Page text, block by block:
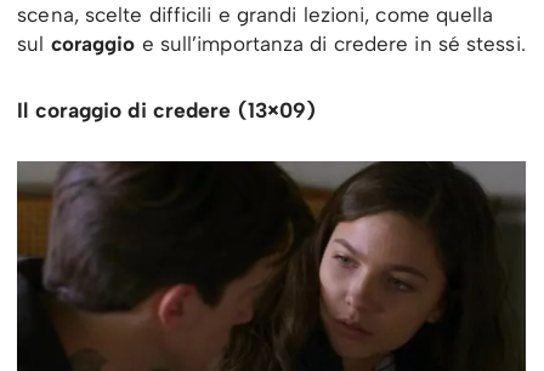
scena, scelte difficili e grandi lezioni, come quella
sul coraggio e sull’importanza di credere in sé stessi.
Il coraggio di credere (13×09)